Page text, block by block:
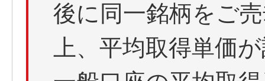
後に同一銘柄をご
上、平均取得単価